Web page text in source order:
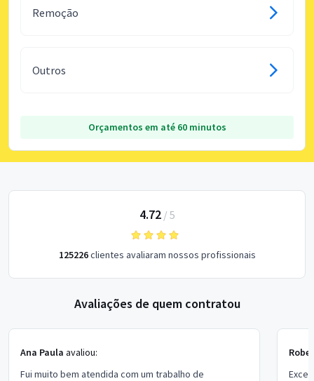
Remoção
Outros
Orçamentos em até 60 minutos
4.72/ 5
125226clientes avaliaram nossos profissionais
Avaliações de quem contratou
Ana Paula avaliou:
Fui muito bem atendida com um trabalho de